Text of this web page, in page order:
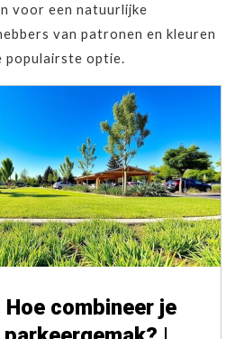
voor een natuurlijke
van patronen en kleuren
populairste optie.
Hoe combineer je